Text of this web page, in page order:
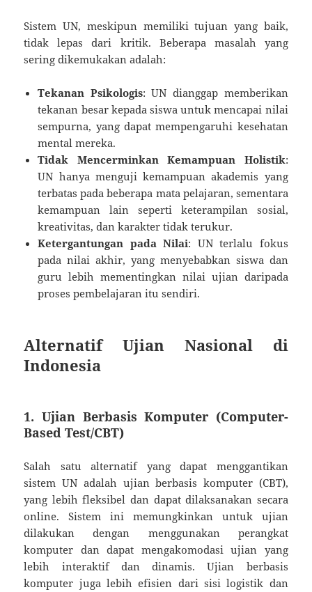
Sistem UN, meskipun memiliki tujuan yang baik,
tidak lepas dari kritik. Beberapa masalah yang
sering dikemukakan adalah:
Tekanan Psikologis: UN dianggap memberikan
tekanan besar kepada siswa untuk mencapai nilai
sempurna, yang dapat mempengaruhi kesehatan
mental mereka.
Tidak Mencerminkan Kemampuan Holistik:
UN hanya menguji kemampuan akademis yang
terbatas pada beberapa mata pelajaran, sementara
kemampuan lain seperti keterampilan sosial,
kreativitas, dan karakter tidak terukur.
Ketergantungan pada Nilai: UN terlalu fokus
pada nilai akhir, yang menyebabkan siswa dan
guru lebih mementingkan nilai ujian daripada
proses pembelajaran itu sendiri.
Alternatif Ujian Nasional di
Indonesia
1. Ujian Berbasis Komputer (Computer-
Based Test/CBT)
Salah satu alternatif yang dapat menggantikan
sistem UN adalah ujian berbasis komputer (CBT),
yang lebih fleksibel dan dapat dilaksanakan secara
online. Sistem ini memungkinkan untuk ujian
dilakukan dengan menggunakan perangkat
komputer dan dapat mengakomodasi ujian yang
lebih interaktif dan dinamis. Ujian berbasis
komputer juga lebih efisien dari sisi logistik dan